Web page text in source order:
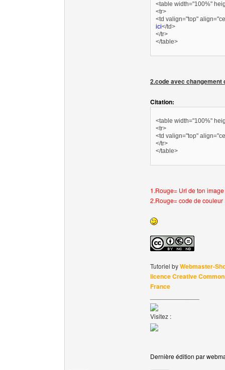
<table width="100%"
<tr>
<td valign="top"
ici</td>
</tr>
</table>
2.code avec changement
Citation:
<table width="100%"
<tr>
<td valign="top"
</tr>
</table>
1.Rouge= Url de ton image
2.Rouge= code de couleur
Tutoriel byWebmaster-
licence Creative
France
Visitez :
Dernière édition par